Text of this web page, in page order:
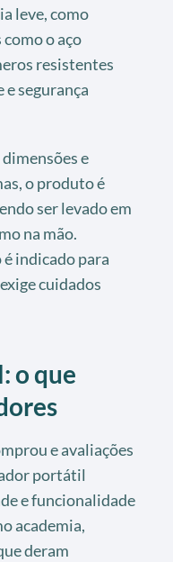
leve, como
o aço
resistentes
segurança
e
o produto é
ser levado em
na mão.
indicado para
cuidados
o que
e avaliações
portátil
e funcionalidade
academia,
deram